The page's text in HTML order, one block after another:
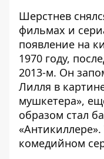
Шерстнев
фильмах и
появление на
1970 году,
2013-м. Он
Лилля в
мушкетера»,
образом стал
комедийном